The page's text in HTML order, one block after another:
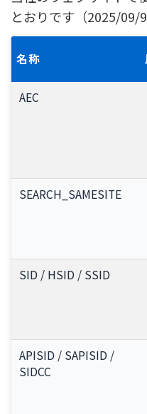
とおりです（2025/09/9
名称
AEC
SEARCH_SAMESITE
SID / HSID / SSID
APISID / SAPISID /
SIDCC